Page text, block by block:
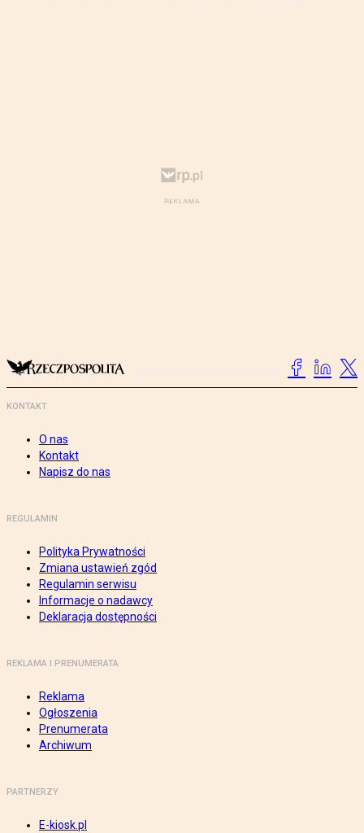
KONTAKT
O nas
Kontakt
Napisz do nas
REGULAMIN
Polityka Prywatności
Zmiana ustawień zgód
Regulamin serwisu
Informacje o nadawcy
Deklaracja dostępności
REKLAMA I PRENUMERATA
Reklama
Ogłoszenia
Prenumerata
Archiwum
PARTNERZY
E-kiosk.pl